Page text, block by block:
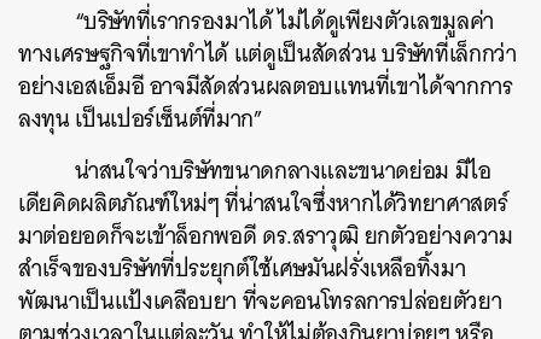
“บริษัทที่เรากรองมาได้ ไม่ได้ดูเพียงตัวเลขมูลค่า
ทางเศรษฐกิจที่เขาทำได้ แต่ดูเป็นสัดส่วน บริษัทที่เล็กกว่า
อย่างเอสเอ็มอี อาจมีสัดส่วนผลตอบแทนที่เขาได้จากการ
ลงทุน เป็นเปอร์เซ็นต์ที่มาก”
น่าสนใจว่าบริษัทขนาดกลางและขนาดย่อม มีไอ
เดียคิดผลิตภัณฑ์ใหม่ๆ ที่น่าสนใจซึ่งหากได้วิทยาศาสตร์
มาต่อยอดก็จะเข้าล็อกพอดี ดร.สราวุฒิ ยกตัวอย่างความ
สำเร็จของบริษัทที่ประยุกต์ใช้เศษมันฝรั่งเหลือทิ้งมา
พัฒนาเป็นแป้งเคลือบยา ที่จะคอนโทรลการปล่อยตัวยา